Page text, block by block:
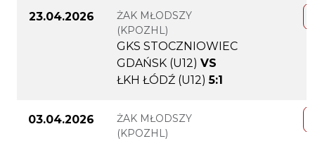
23.04.2026
ŻAK MŁODSZY
(KPOZHL)
GKS STOCZNIOWIEC
GDAŃSK (U12) VS
ŁKH ŁÓDŹ (U12) 5:1
03.04.2026
ŻAK MŁODSZY
(KPOZHL)